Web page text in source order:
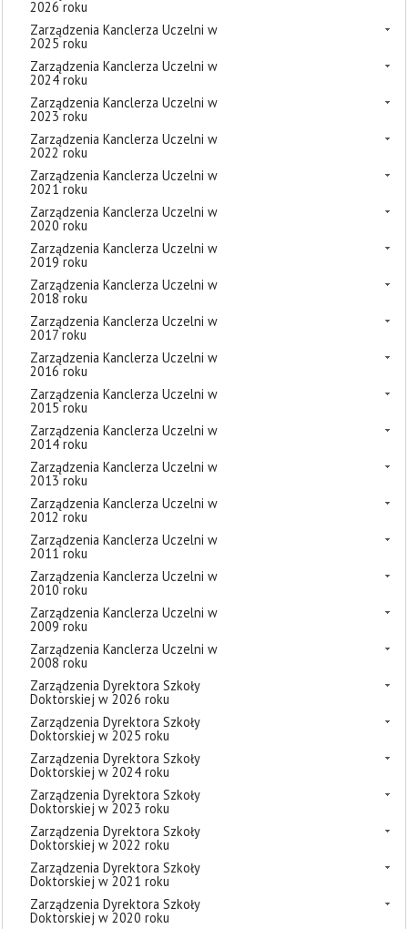
2026 roku
Zarządzenia Kanclerza Uczelni w
2025 roku
Zarządzenia Kanclerza Uczelni w
2024 roku
Zarządzenia Kanclerza Uczelni w
2023 roku
Zarządzenia Kanclerza Uczelni w
2022 roku
Zarządzenia Kanclerza Uczelni w
2021 roku
Zarządzenia Kanclerza Uczelni w
2020 roku
Zarządzenia Kanclerza Uczelni w
2019 roku
Zarządzenia Kanclerza Uczelni w
2018 roku
Zarządzenia Kanclerza Uczelni w
2017 roku
Zarządzenia Kanclerza Uczelni w
2016 roku
Zarządzenia Kanclerza Uczelni w
2015 roku
Zarządzenia Kanclerza Uczelni w
2014 roku
Zarządzenia Kanclerza Uczelni w
2013 roku
Zarządzenia Kanclerza Uczelni w
2012 roku
Zarządzenia Kanclerza Uczelni w
2011 roku
Zarządzenia Kanclerza Uczelni w
2010 roku
Zarządzenia Kanclerza Uczelni w
2009 roku
Zarządzenia Kanclerza Uczelni w
2008 roku
Zarządzenia Dyrektora Szkoły
Doktorskiej w 2026 roku
Zarządzenia Dyrektora Szkoły
Doktorskiej w 2025 roku
Zarządzenia Dyrektora Szkoły
Doktorskiej w 2024 roku
Zarządzenia Dyrektora Szkoły
Doktorskiej w 2023 roku
Zarządzenia Dyrektora Szkoły
Doktorskiej w 2022 roku
Zarządzenia Dyrektora Szkoły
Doktorskiej w 2021 roku
Zarządzenia Dyrektora Szkoły
Doktorskiej w 2020 roku